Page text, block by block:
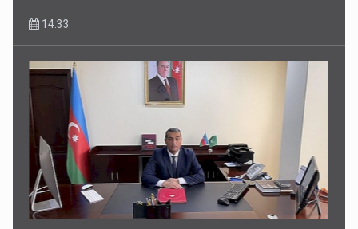
14:33